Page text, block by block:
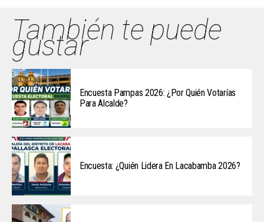
También te puede
gustar
Encuesta Pampas 2026: ¿Por Quién Votarías
Para Alcalde?
Encuesta: ¿Quién Lidera En Lacabamba 2026?